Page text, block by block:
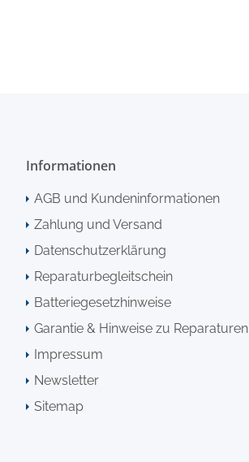
Informationen
AGB und Kundeninformationen
Zahlung und Versand
Datenschutzerklärung
Reparaturbegleitschein
Batteriegesetzhinweise
Garantie & Hinweise zu Reparaturen
Impressum
Newsletter
Sitemap